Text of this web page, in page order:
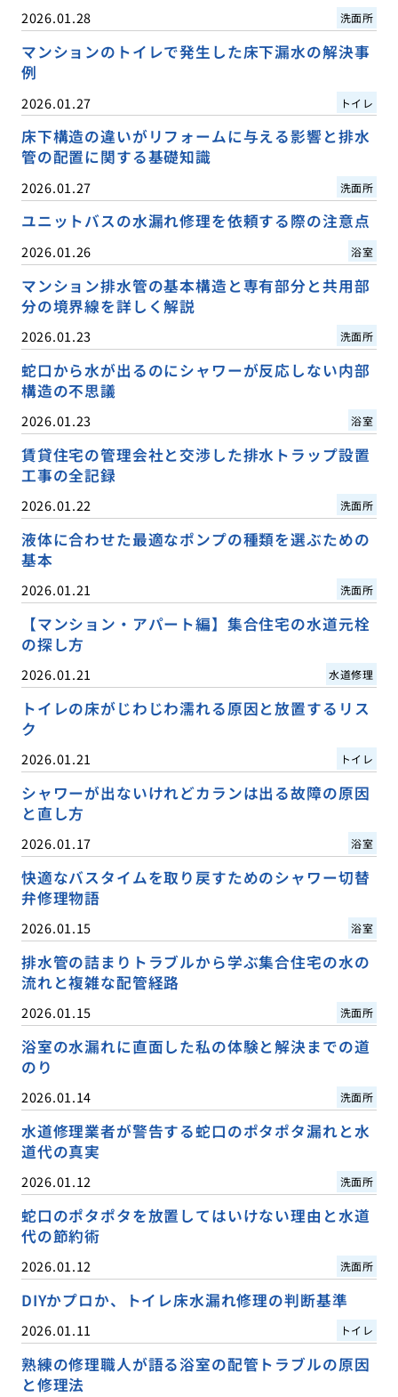
2026.01.28 洗面所
マンションのトイレで発生した床下漏水の解決事
例
2026.01.27 トイレ
床下構造の違いがリフォームに与える影響と排水
管の配置に関する基礎知識
2026.01.27 洗面所
ユニットバスの水漏れ修理を依頼する際の注意点
2026.01.26 浴室
マンション排水管の基本構造と専有部分と共用部
分の境界線を詳しく解説
2026.01.23 洗面所
蛇口から水が出るのにシャワーが反応しない内部
構造の不思議
2026.01.23 浴室
賃貸住宅の管理会社と交渉した排水トラップ設置
工事の全記録
2026.01.22 洗面所
液体に合わせた最適なポンプの種類を選ぶための
基本
2026.01.21 洗面所
【マンション・アパート編】集合住宅の水道元栓
の探し方
2026.01.21 水道修理
トイレの床がじわじわ濡れる原因と放置するリス
ク
2026.01.21 トイレ
シャワーが出ないけれどカランは出る故障の原因
と直し方
2026.01.17 浴室
快適なバスタイムを取り戻すためのシャワー切替
弁修理物語
2026.01.15 浴室
排水管の詰まりトラブルから学ぶ集合住宅の水の
流れと複雑な配管経路
2026.01.15 洗面所
浴室の水漏れに直面した私の体験と解決までの道
のり
2026.01.14 洗面所
水道修理業者が警告する蛇口のポタポタ漏れと水
道代の真実
2026.01.12 洗面所
蛇口のポタポタを放置してはいけない理由と水道
代の節約術
2026.01.12 洗面所
DIYかプロか、トイレ床水漏れ修理の判断基準
2026.01.11 トイレ
熟練の修理職人が語る浴室の配管トラブルの原因
と修理法